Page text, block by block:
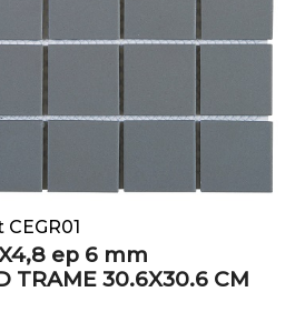
ep 6 mm
TRAME 30.6X30.6 CM